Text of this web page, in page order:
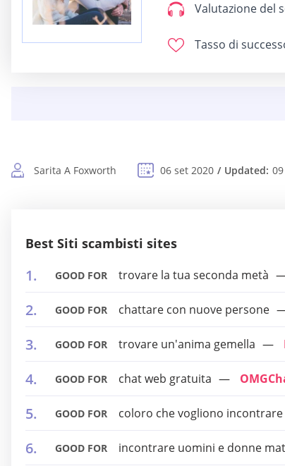
Valutazione del
Tasso di
Sarita A Foxworth 06 set 2020 Updated:
Best Siti scambisti sites
GOOD FOR trovare la tua seconda metà
GOOD FOR chattare con nuove persone
GOOD FOR trovare un'anima gemella
GOOD FOR chat web gratuita
GOOD FOR coloro che vogliono
GOOD FOR incontrare uomini e donne